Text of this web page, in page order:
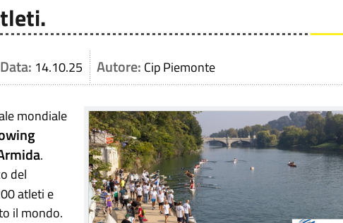
Data: 14.10.25 Autore: Cip Piemonte
mondiale
.
del
atleti e
il mondo.